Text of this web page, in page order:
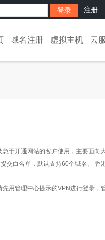
注册
域名注册 虚拟主机 云
开通网站的客户使用，主要面向
交白名单，默认支持60个域名。
用管理中心提示的VPN进行登录，